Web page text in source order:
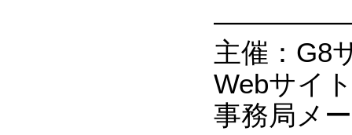
主催：G8
Webサイ
事務局メ